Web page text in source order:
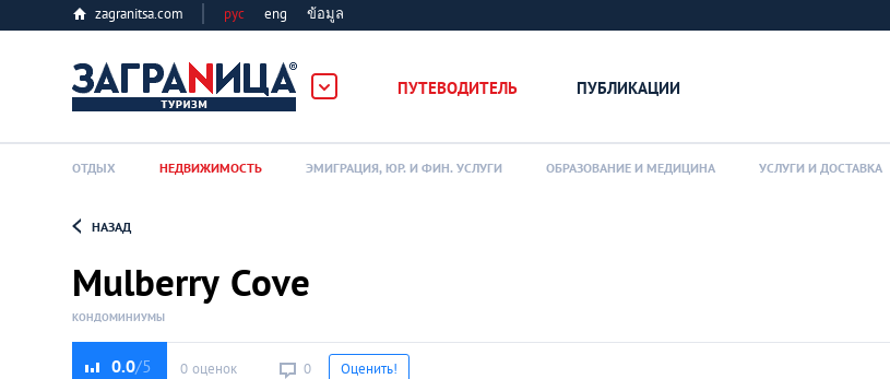
zagranitsa.com рус eng ข้อมูล
ПУТЕВОДИТЕЛЬ ПУБЛИКАЦИИ
Loading...
ОТДЫХ НЕДВИЖИМОСТЬ ЭМИГРАЦИЯ, ЮР. И ФИН. УСЛУГИ ОБРАЗОВАНИЕ И МЕДИЦИНА УСЛУГИ И ДОСТАВКА
НАЗАД
Mulberry Cove
КОНДОМИНИУМЫ
0.0 0 оценок 0 Оценить!